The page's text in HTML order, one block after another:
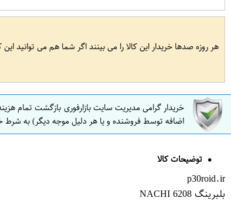
هر روزه صدها خریدار این کالا را می بینند اگر شما هم می توانید این
خریدار گرامی مدیریت سایت بازارفوری بازگشت تمام
اضافه توسط فروشنده و یا هر دلیل موجه دیگر) به شرط
توضیحات کالا
p30roid.ir
بلبرینگ 6208 NACHI